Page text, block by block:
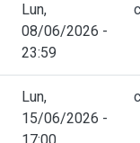
Lun,
08/06/2026 -
23:59
Lun,
15/06/2026 -